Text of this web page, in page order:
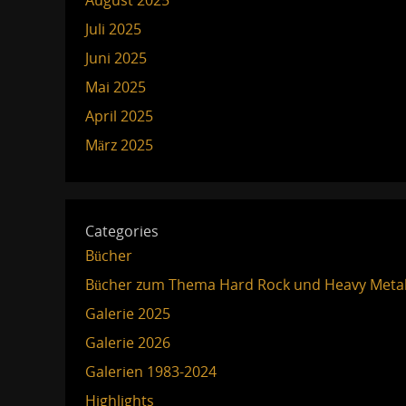
Juli 2025
Juni 2025
Mai 2025
April 2025
März 2025
Categories
Bücher
Bücher zum Thema Hard Rock und Heavy
Galerie 2025
Galerie 2026
Galerien 1983-2024
Highlights